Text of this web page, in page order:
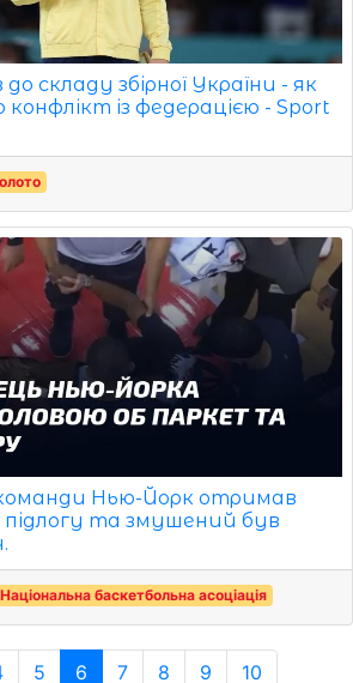
складу збірної України - як
із федерацією - Sport
Нью-Йорк отримав
підлогу та змушений був
Національна баскетбольна асоціація
5 6 7 8 9 10